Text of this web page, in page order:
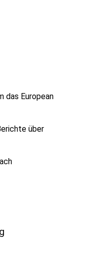
das European
über